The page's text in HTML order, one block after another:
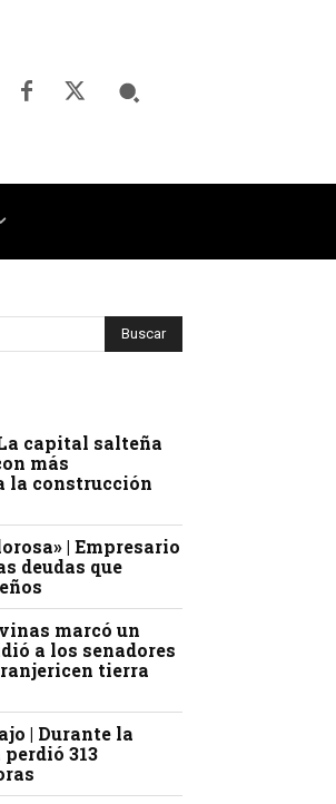
capital salteña
más
la construcción
| Empresario
deudas que
marcó un
a los senadores
tierra
| Durante la
313